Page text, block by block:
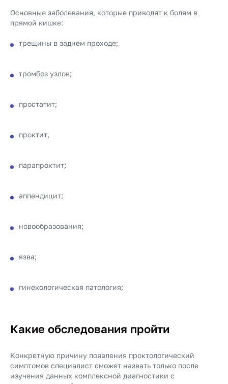
Основные заболевания, которые приводят к болям в
прямой кишке:
трещины в заднем проходе;
тромбоз узлов;
простатит;
проктит,
парапроктит;
аппендицит;
новообразования;
язва;
гинекологическая патология;
Какие обследования пройти
Конкретную причину появления проктологический
симптомов специалист сможет назвать только после
изучения данных комплексной диагностики с